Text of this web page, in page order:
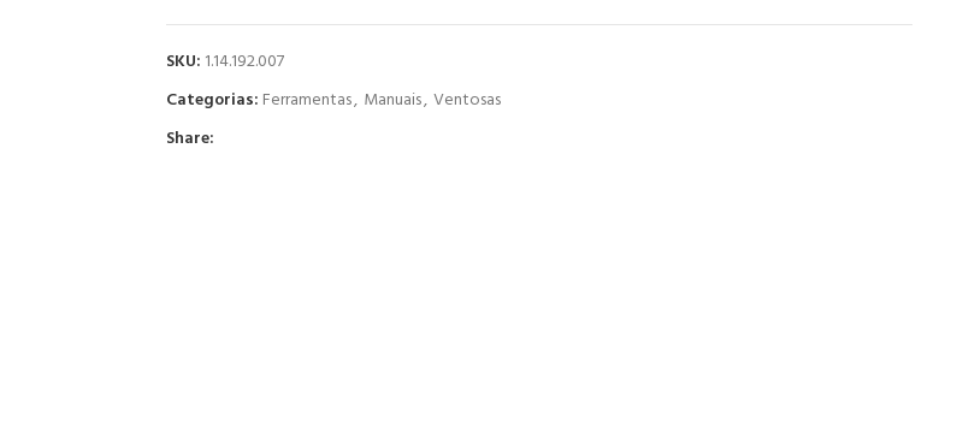
SKU: 1.14.192.007
Categorias: Ferramentas, Manuais, Ventosas
Share: